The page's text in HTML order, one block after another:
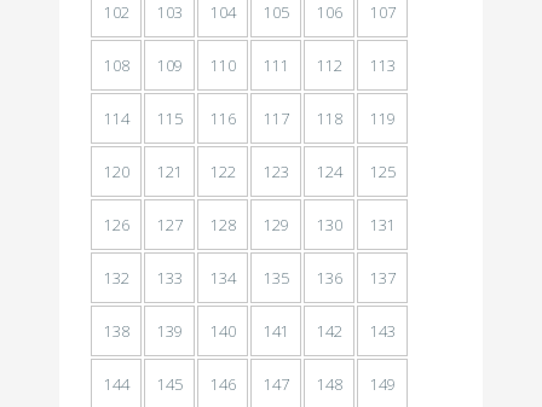
102 103 104 105 106 107
108 109 110 111 112 113
114 115 116 117 118 119
120 121 122 123 124 125
126 127 128 129 130 131
132 133 134 135 136 137
138 139 140 141 142 143
144 145 146 147 148 149